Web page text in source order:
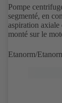
Pompe
segmenté, en
aspiration axiale
monté sur le
Etanorm/